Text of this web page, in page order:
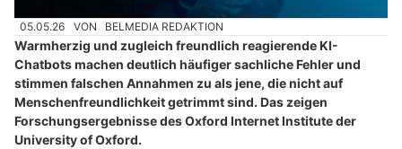
05.05.26 VON BELMEDIA REDAKTION
Warmherzig und zugleich freundlich reagierende KI-
Chatbots machen deutlich häufiger sachliche Fehler und
stimmen falschen Annahmen zu als jene, die nicht auf
Menschenfreundlichkeit getrimmt sind. Das zeigen
Forschungsergebnisse des Oxford Internet Institute der
University of Oxford.